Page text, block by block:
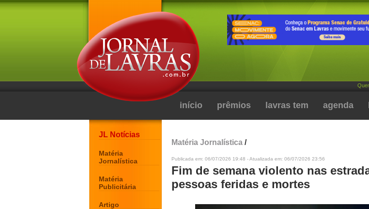
início prêmios lavras tem agenda
JL Notícias
Matéria
Jornalística
Matéria
Publicitária
Artigo
Matéria Jornalística /
Publicada em: 06/07/2026 19:48 - Atualizada em: 06/07/2026 23:56
Fim de semana violento nas
pessoas feridas e mortes